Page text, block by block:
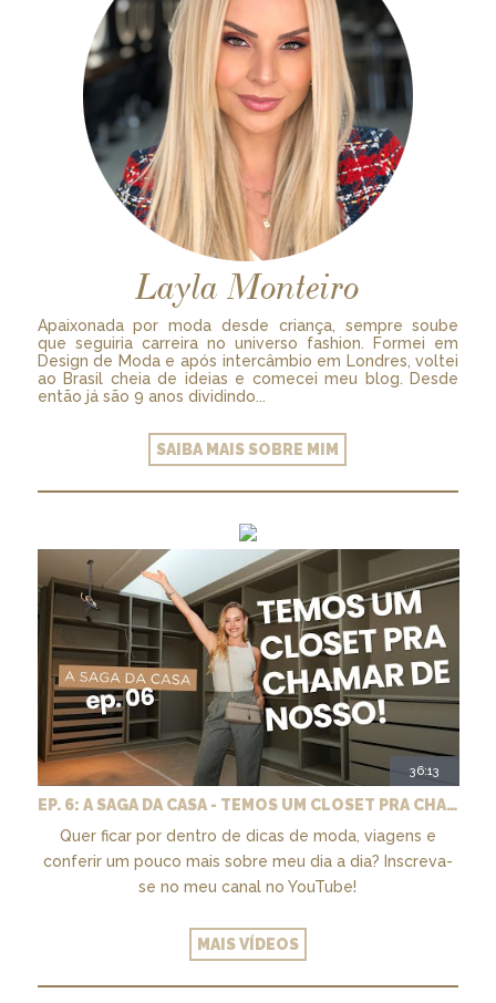
Layla Monteiro
Apaixonada por moda desde criança, sempre soube
que seguiria carreira no universo fashion. Formei em
Design de Moda e após intercâmbio em Londres, voltei
ao Brasil cheia de ideias e comecei meu blog. Desde
então já são 9 anos dividindo...
SAIBA MAIS SOBRE MIM
36:13
EP. 6: A SAGA DA CASA - TEMOS UM CLOSET PRA CHAMAR DE NOSSO + MARCENARIA E PAISAGISMO
Quer ficar por dentro de dicas de moda, viagens e
conferir um pouco mais sobre meu dia a dia? Inscreva-
se no meu canal no YouTube!
MAIS VÍDEOS